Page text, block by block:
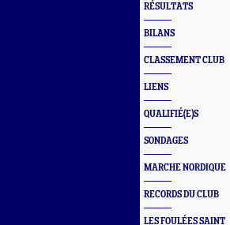
RÉSULTATS
BILANS
CLASSEMENT CLUB
LIENS
QUALIFIÉ(E)S
SONDAGES
MARCHE NORDIQUE
RECORDS DU CLUB
LES FOULÉES SAINT